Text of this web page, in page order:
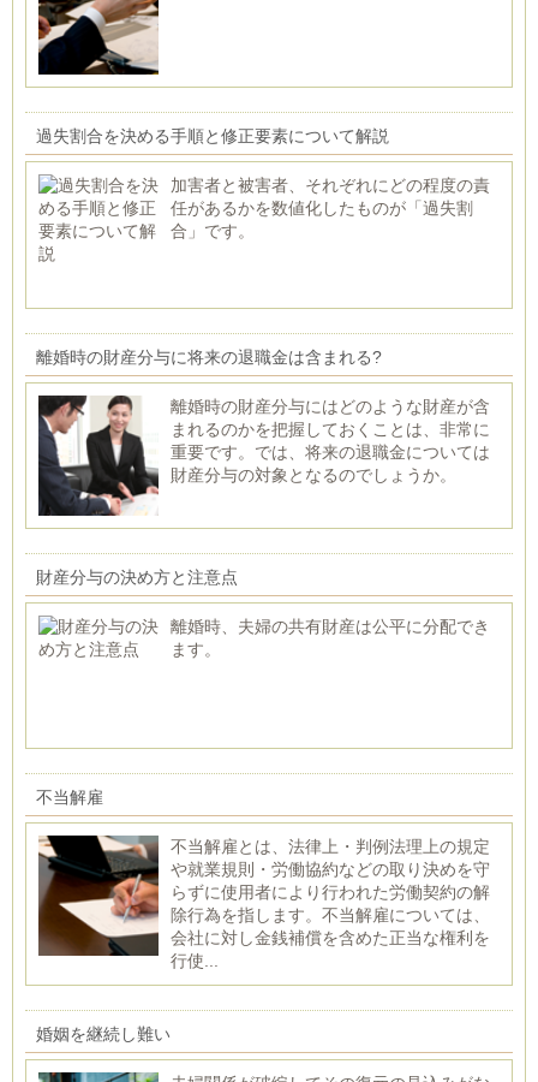
過失割合を決める手順と修正要素について解説
加害者と被害者、それぞれにどの程度の責
任があるかを数値化したものが「過失割
合」です。
離婚時の財産分与に将来の退職金は含まれる?
離婚時の財産分与にはどのような財産が含
まれるのかを把握しておくことは、非常に
重要です。では、将来の退職金については
財産分与の対象となるのでしょうか。
財産分与の決め方と注意点
離婚時、夫婦の共有財産は公平に分配でき
ます。
不当解雇
不当解雇とは、法律上・判例法理上の規定
や就業規則・労働協約などの取り決めを守
らずに使用者により行われた労働契約の解
除行為を指します。不当解雇については、
会社に対し金銭補償を含めた正当な権利を
行使...
婚姻を継続し難い